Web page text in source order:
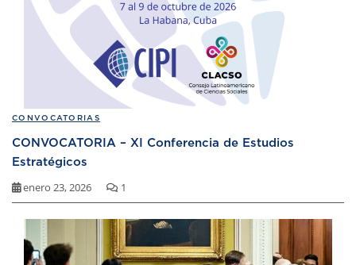
CONVOCATORIAS
CONVOCATORIA – XI Conferencia de Estudios
Estratégicos
enero 23, 2026 1